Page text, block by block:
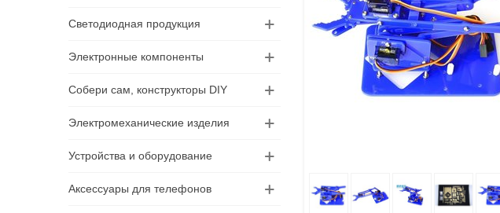
Светодиодная продукция
Электронные компоненты
Собери сам, конструкторы DIY
Электромеханические изделия
Устройства и оборудование
Аксессуары для телефонов